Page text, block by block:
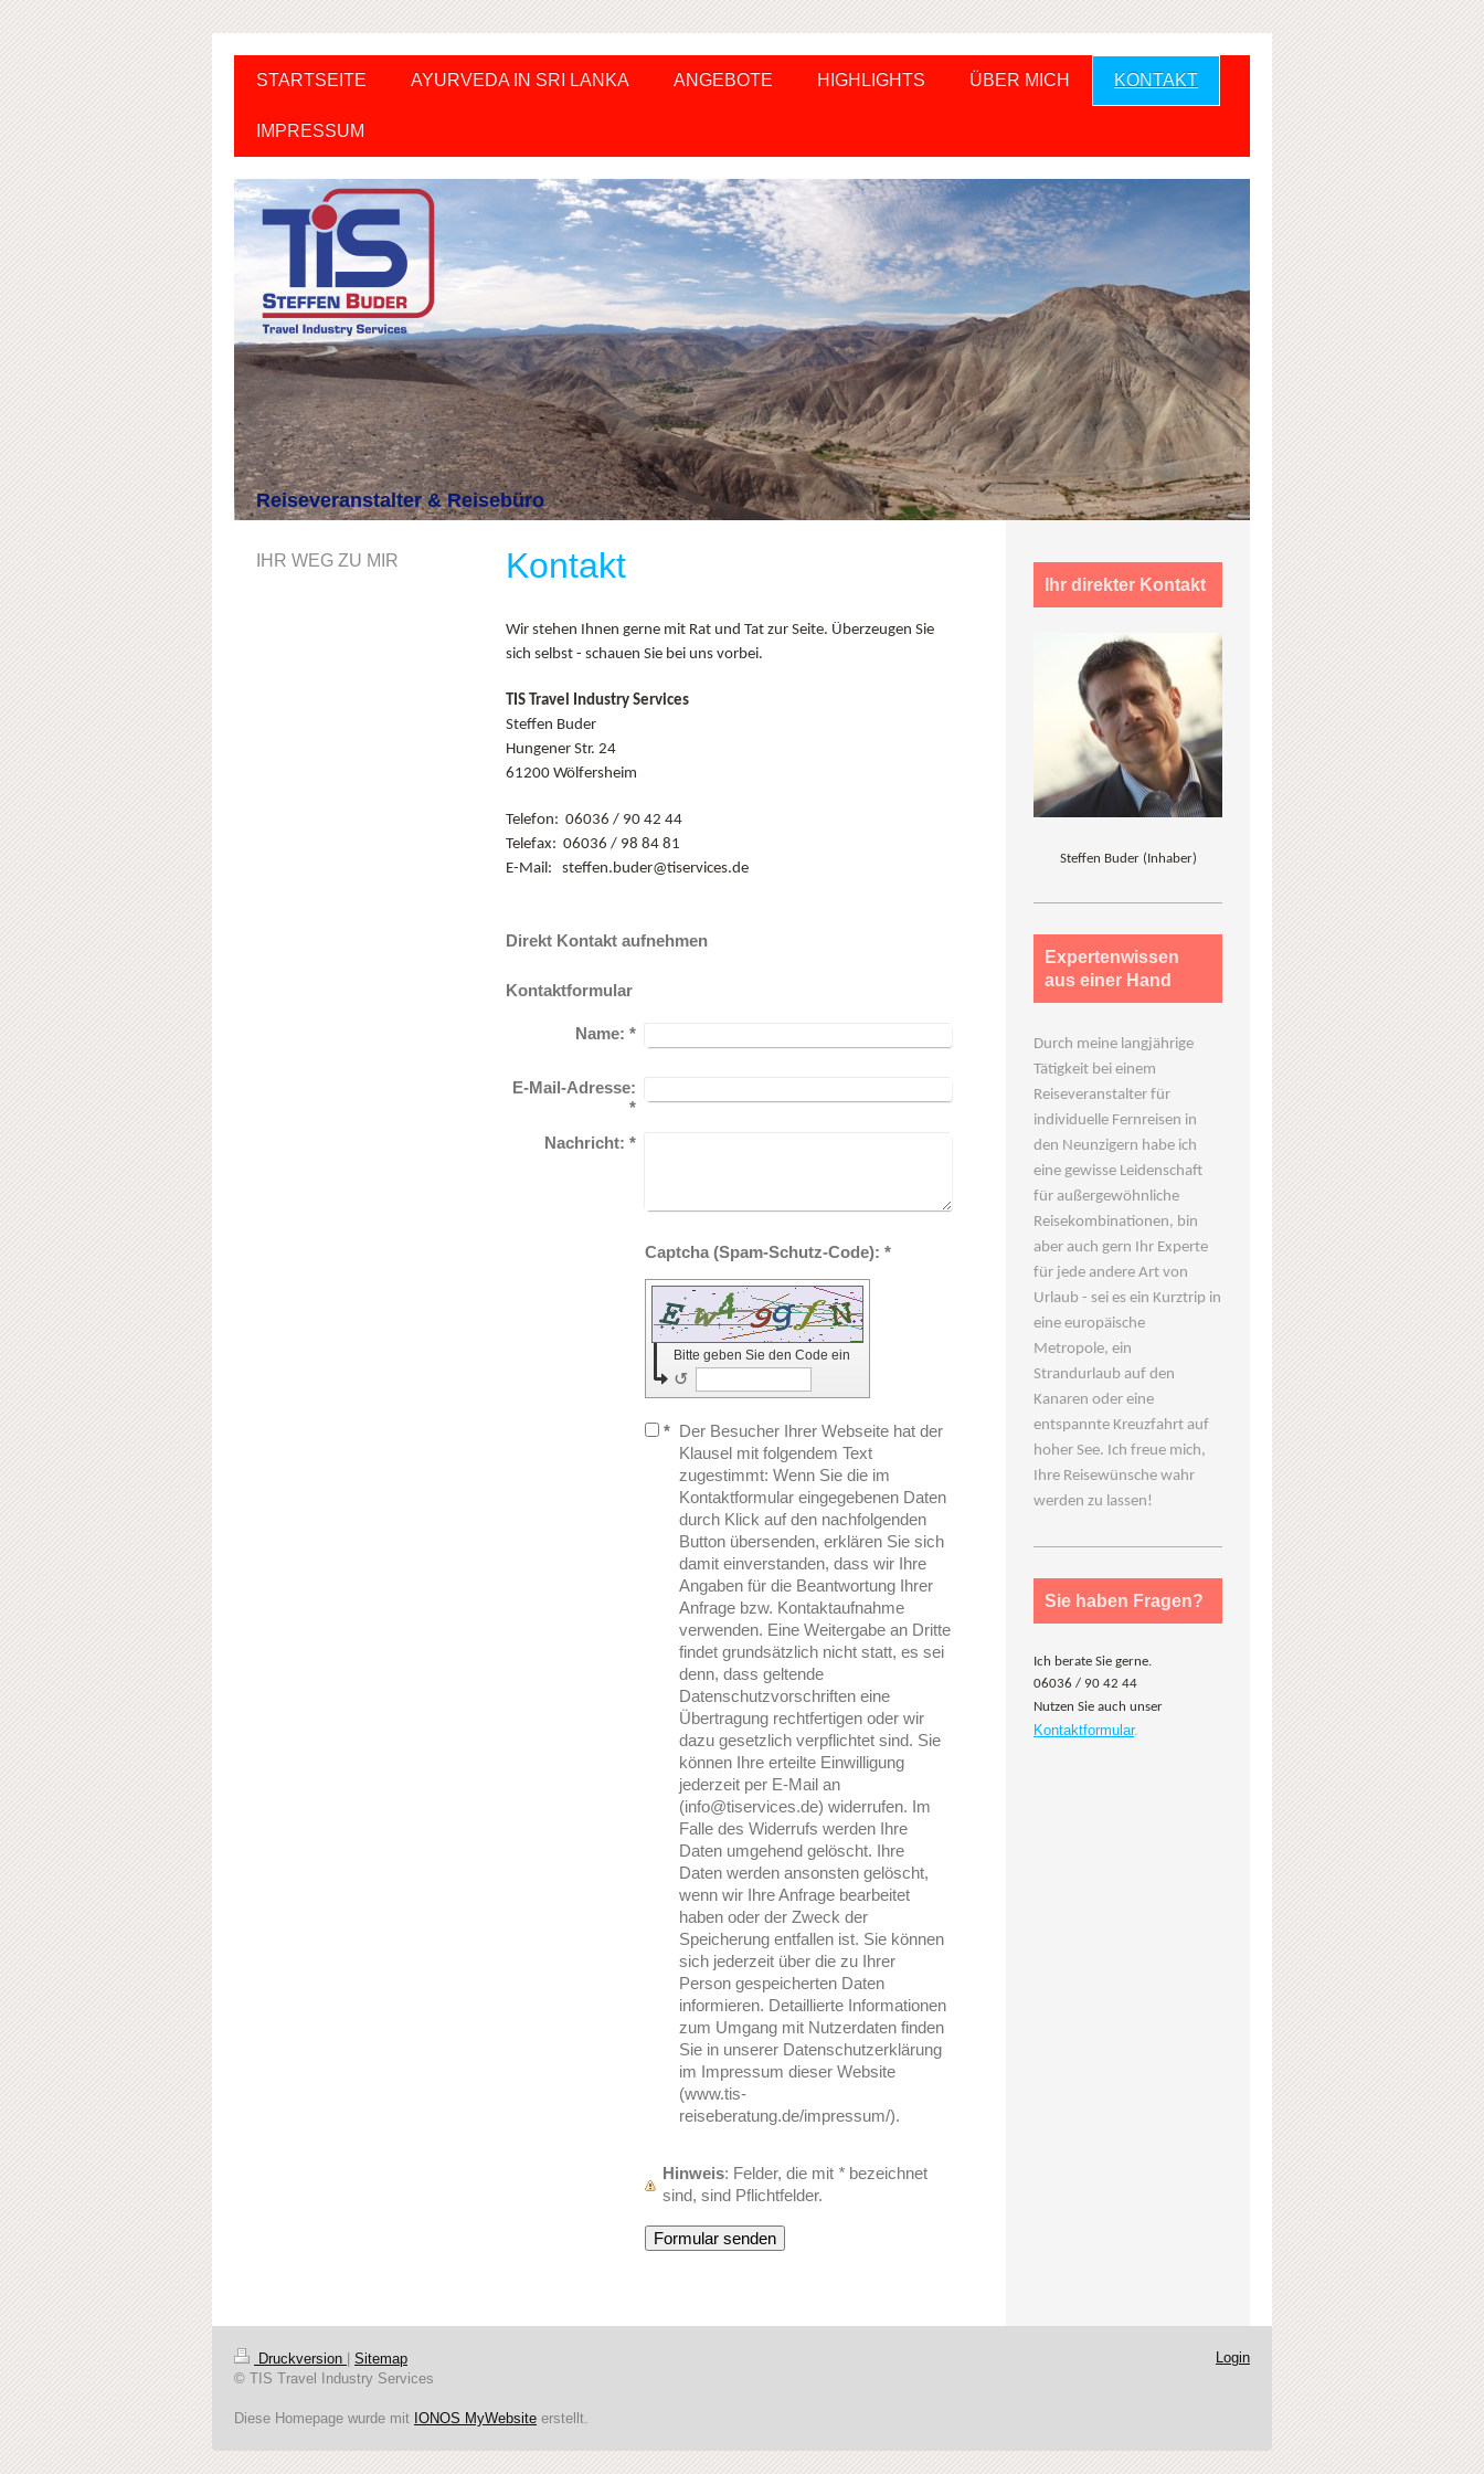
STARTSEITE AYURVEDA IN SRI LANKA ANGEBOTE HIGHLIGHTS ÜBER MICH KONTAKT
IMPRESSUM
Reiseveranstalter & Reisebüro
IHR WEG ZU MIR Kontakt
Wir stehen Ihnen gerne mit Rat und Tat zur Seite. Überzeugen Sie
sich selbst - schauen Sie bei uns vorbei.
TIS Travel Industry Services
Steffen Buder
Hungener Str. 24
61200 Wölfersheim
Telefon: 06036 / 90 42 44
Telefax: 06036 / 98 84 81
E-Mail: steffen.buder@tiservices.de
Direkt Kontakt aufnehmen
Kontaktformular
Name: *
E-Mail-Adresse:
*
Nachricht: *
Captcha (Spam-Schutz-Code): *
Bitte geben Sie den Code ein
↺
* Der Besucher Ihrer Webseite hat der
Klausel mit folgendem Text
zugestimmt: Wenn Sie die im
Kontaktformular eingegebenen Daten
durch Klick auf den nachfolgenden
Button übersenden, erklären Sie sich
damit einverstanden, dass wir Ihre
Angaben für die Beantwortung Ihrer
Anfrage bzw. Kontaktaufnahme
verwenden. Eine Weitergabe an Dritte
findet grundsätzlich nicht statt, es sei
denn, dass geltende
Datenschutzvorschriften eine
Übertragung rechtfertigen oder wir
dazu gesetzlich verpflichtet sind. Sie
können Ihre erteilte Einwilligung
jederzeit per E-Mail an
(info@tiservices.de) widerrufen. Im
Falle des Widerrufs werden Ihre
Daten umgehend gelöscht. Ihre
Daten werden ansonsten gelöscht,
wenn wir Ihre Anfrage bearbeitet
haben oder der Zweck der
Speicherung entfallen ist. Sie können
sich jederzeit über die zu Ihrer
Person gespeicherten Daten
informieren. Detaillierte Informationen
zum Umgang mit Nutzerdaten finden
Sie in unserer Datenschutzerklärung
im Impressum dieser Website
(www.tis-
reiseberatung.de/impressum/).
Hinweis : Felder, die mit * bezeichnet
sind, sind Pflichtfelder.
Ihr direkter Kontakt
Steffen Buder (Inhaber)
Expertenwissen
aus einer Hand
Durch meine langjährige
Tätigkeit bei einem
Reiseveranstalter für
individuelle Fernreisen in
den Neunzigern habe ich
eine gewisse Leidenschaft
für außergewöhnliche
Reisekombinationen, bin
aber auch gern Ihr Experte
für jede andere Art von
Urlaub - sei es ein Kurztrip in
eine europäische
Metropole, ein
Strandurlaub auf den
Kanaren oder eine
entspannte Kreuzfahrt auf
hoher See. Ich freue mich,
Ihre Reisewünsche wahr
werden zu lassen!
Sie haben Fragen?
Ich berate Sie gerne.
06036 / 90 42 44
Nutzen Sie auch unser
Kontaktformular.
Druckversion | Sitemap
© TIS Travel Industry Services
Diese Homepage wurde mit IONOS MyWebsite erstellt.
Login